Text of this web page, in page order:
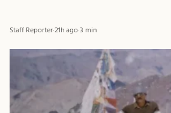
Staff Reporter·21h ago·3 min